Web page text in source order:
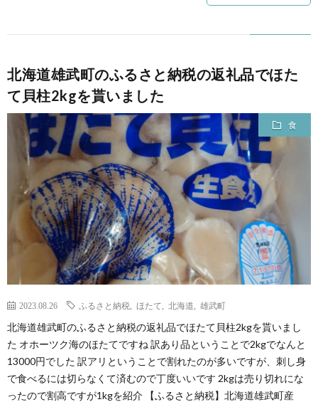
北海道雄武町のふるさと納税の返礼品でほた
て貝柱2kgを貰いました
食
2023.08.26 ふるさと納税 ほたて 北海道 雄武町
北海道雄武町のふるさと納税の返礼品でほたて貝柱2kgを貰いまし
た オホーツク海のほたてですね 訳あり品ということで2kgでなんと
13000円でした 訳アリということで割れたのが多いですが、刺し身
で食べるには切らなくて済むので丁度いいです 2kgは売り切れにな
ったので割高ですが1kgを紹介 【ふるさと納税】北海道雄武町産